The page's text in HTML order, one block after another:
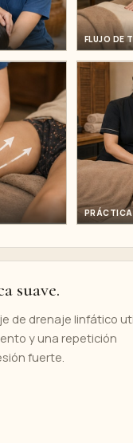
FLUJO DE
suave.
de drenaje linfático
y una repetición
fuerte.